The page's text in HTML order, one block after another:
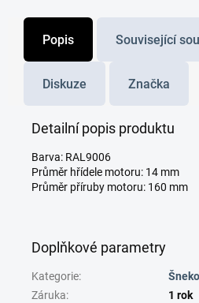
Popis Související
Diskuze Značka
Detailní popis produktu
Barva: RAL9006
Průměr hřídele motoru: 14 mm
Průměr příruby motoru: 160 mm
Doplňkové parametry
Kategorie:
Záruka:
1 rok